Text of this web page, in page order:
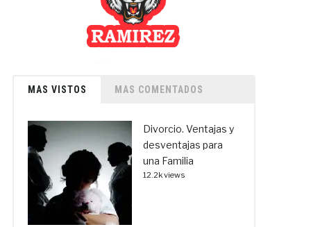
MAS VISTOS MAS COMENTADOS
Divorcio. Ventajas y
desventajas para
una Familia
12.2k views